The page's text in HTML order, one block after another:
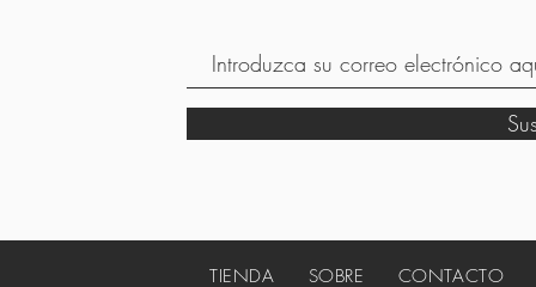
TIENDA SOBRE CONTACTO